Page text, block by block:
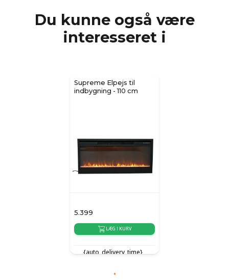
Du kunne også være
interesseret i
Supreme Elpejs til
indbygning - 110 cm
5.399
LÆG I KURV
{auto_delivery_time}